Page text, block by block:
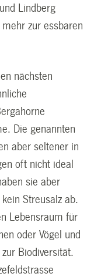
Lindberg
zur essbaren
nächsten
Die genannten
aber seltener in
oft nicht ideal
sie aber
Streusalz ab.
Lebensraum für
oder Vögel und
Biodiversität.